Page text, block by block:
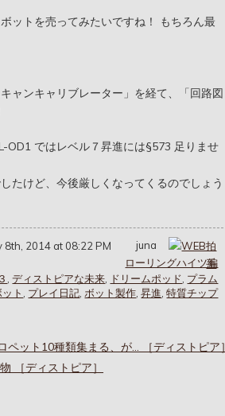
ットを売ってみたいですね！ もちろん最
ャンキャリブレーター」を経て、「回路図
OD1 ではレベル７昇進には§573 足りませ
たけど、今後厳しくなってくるのでしょう
8th, 2014 at 08:22 PM
juna
ローリングハイツ編
,ディストピアな未来 ドリームポッド プラム
ット
プレイ日記 ボット製作 ,昇進 ,特質チップ
ット10種類集まる、が… ［ディストピア］
［ディストピア］